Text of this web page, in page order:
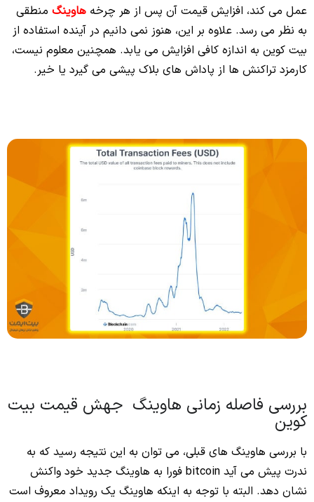
عمل می‌ کند، افزایش قیمت آن پس از هر چرخه هاوینگ منطقی
به نظر می‌ رسد. علاوه بر این، هنوز نمی‌ دانیم در آینده استفاده از
بیت کوین به‌ اندازه کافی افزایش می‌ یابد. همچنین معلوم نیست،
کارمزد تراکنش‌ ها از پاداش‌ های بلاک پیشی می‌ گیرد یا خیر.
بررسی فاصله زمانی هاوینگ جهش قیمت بیت
کوین
با بررسی هاوینگ‌ های قبلی، می‌ توان به این نتیجه رسید که به‌
ندرت پیش می‌ آید bitcoin فورا به هاوینگ جدید خود واکنش
نشان دهد. البته با توجه‌ به اینکه هاوینگ یک رویداد معروف است